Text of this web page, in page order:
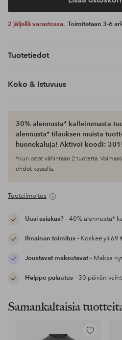
2 jäljellä varastossa. Toimitetaan 3-6
Tuotetiedot
Koko & Istuvuus
30% alennusta* kalleimmasta
alennusta* tilauksen muista
huonekaluja! Aktivoi koodi:
*Kun ostat vähintään 2 tuotetta.
ehdot kassalla.
Tuoteilmoitus
Uusi asiakas?– 40% alennusta*
Ilmainen toimitus– Koskee yli
Joustavat maksutavat– Maksa
Helppo palautus– 30 päivän
Samankaltaisia
Lisää